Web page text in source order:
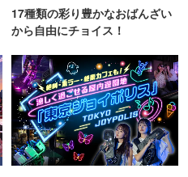
17種類の彩り豊かなおばんざい
から自由にチョイス！